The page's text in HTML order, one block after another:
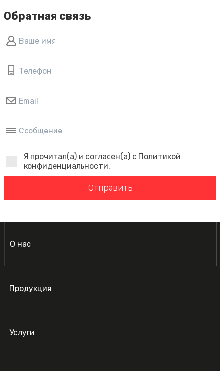
Обратная связь
Ваше имя
Телефон
Email
Сообщение
Я прочитал(а) и согласен(а) с Политикой
конфиденциальности.
Отправить
О нас
Продукция
Услуги